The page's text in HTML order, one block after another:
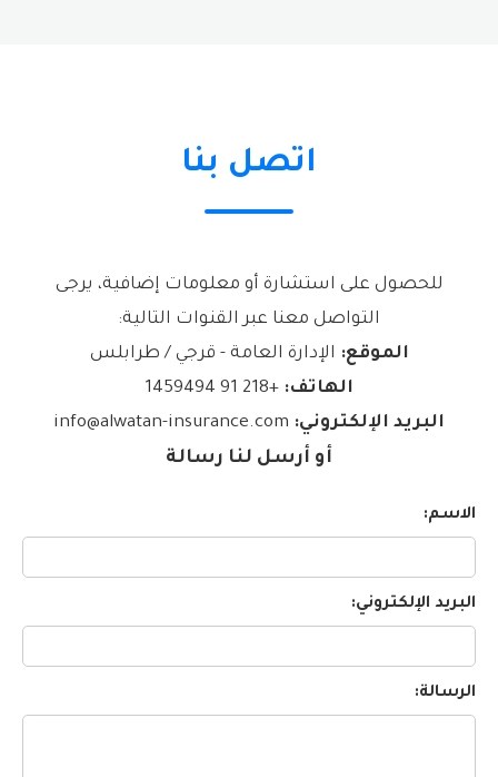
اتصل بنا
للحصول على استشارة أو معلومات إضافية، يرجى
التواصل معنا عبر القنوات التالية:
الموقع: الإدارة العامة - قرجي / طرابلس
الهاتف: +218 91 1459494
البريد الإلكتروني:
أو أرسل لنا رسالة
الاسم:
البريد الإلكتروني:
الرسالة: